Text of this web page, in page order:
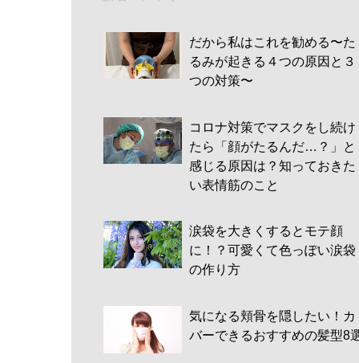
だから私はこれを勧める〜た
るみが起きる４つの原因と３
つの対策〜
コロナ対策でマスクをし続け
たら「顔がたるんだ…？」と
感じる原因は？知っておきた
い表情筋のこと
涙袋を大きくするとモテ顔
に！？可愛くて色っぽい涙袋
の作り方
気になる頬骨を隠したい！カ
バーできるおすすめの髪型8